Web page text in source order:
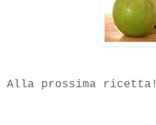
Alla prossima ricetta!